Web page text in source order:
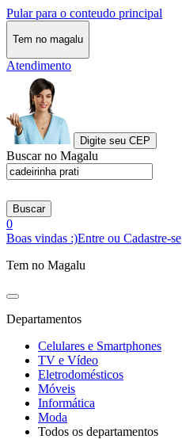
Pular para o conteudo principal
Tem no magalu
Atendimento
Digite seu CEP
Buscar no Magalu
Buscar
0
Boas vindas :)Entre ou Cadastre-se
Tem no Magalu
Departamentos
Celulares e Smartphones
TV e Vídeo
Eletrodomésticos
Móveis
Informática
Moda
Todos os departamentos